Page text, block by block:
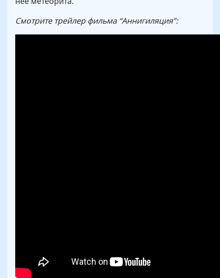
Смотрите трейлер фильма “Аннигиляция”: